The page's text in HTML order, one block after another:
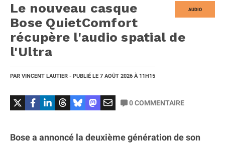
AUDIO
Le nouveau casque
Bose QuietComfort
récupère l'audio spatial de
l'Ultra
PAR VINCENT LAUTIER - PUBLIÉ LE 7 AOÛT 2026 À 11H15
0COMMENTAIRE
Bose a annoncé la deuxième génération de son